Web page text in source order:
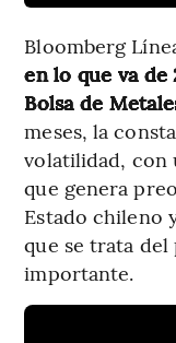
Bloomberg
en lo que va de
Bolsa de
meses, la
volatilidad, con
que genera
Estado chileno
que se trata
importante.